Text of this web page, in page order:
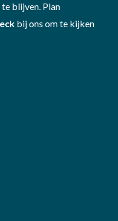
blijven. Plan
bij ons om te kijken